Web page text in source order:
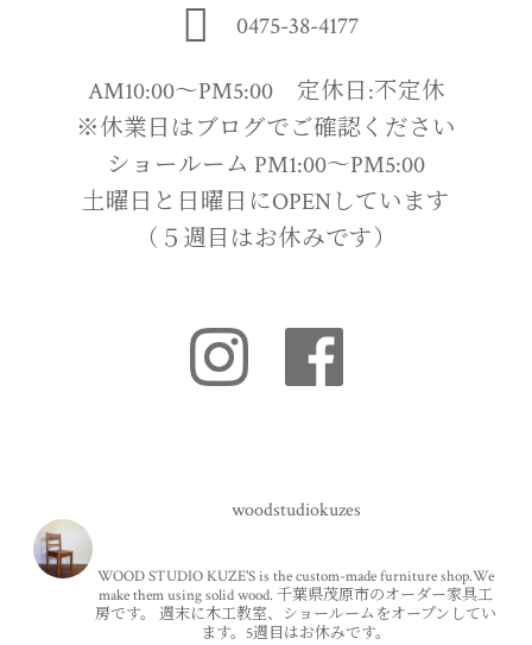
0475-38-4177
AM10:00〜PM5:00 定休日:不定休
※休業日はブログでご確認ください
ショールーム PM1:00〜PM5:00
土曜日と日曜日にOPENしています
（５週目はお休みです）
woodstudiokuzes
WOOD STUDIO KUZE'S is the custom-made furniture shop.We
make them using solid wood. 千葉県茂原市のオーダー家具工
房です。
週末に木工教室、ショールームをオープンしてい
ます。5週目はお休みです。